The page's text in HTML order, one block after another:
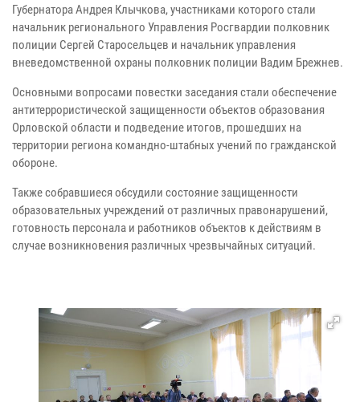
Губернатора Андрея Клычкова, участниками которого стали
начальник регионального Управления Росгвардии полковник
полиции Сергей Старосельцев и начальник управления
вневедомственной охраны полковник полиции Вадим Брежнев.
Основными вопросами повестки заседания стали обеспечение
антитеррористической защищенности объектов образования
Орловской области и подведение итогов, прошедших на
территории региона командно-штабных учений по гражданской
обороне.
Также собравшиеся обсудили состояние защищенности
образовательных учреждений от различных правонарушений,
готовность персонала и работников объектов к действиям в
случае возникновения различных чрезвычайных ситуаций.